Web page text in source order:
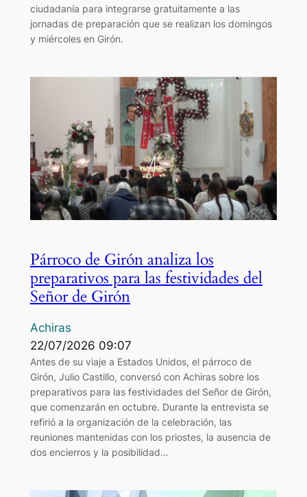
ciudadanía para integrarse gratuitamente a las
jornadas de preparación que se realizan los domingos
y miércoles en Girón.
Párroco de Girón analiza los
preparativos para las festividades del
Señor de Girón
Achiras
22/07/2026 09:07
Antes de su viaje a Estados Unidos, el párroco de
Girón, Julio Castillo, conversó con Achiras sobre los
preparativos para las festividades del Señor de Girón,
que comenzarán en octubre. Durante la entrevista se
refirió a la organización de la celebración, las
reuniones mantenidas con los priostes, la ausencia de
dos encierros y la posibilidad…